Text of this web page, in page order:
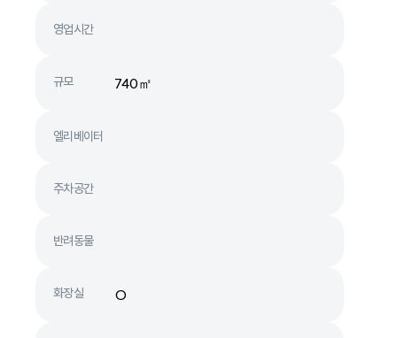
영업시간
규모 740㎡
엘리베이터
주차공간
반려동물
화장실 O